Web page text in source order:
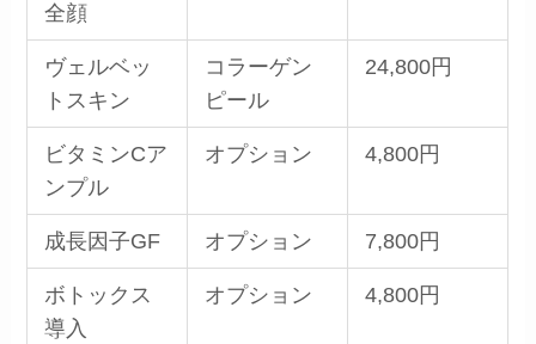
全顔
ヴェルベッ
トスキン
コラーゲン
ピール
24,800円
ビタミンCア
ンプル
オプション 4,800円
成長因子GF オプション 7,800円
ボトックス
導入
オプション 4,800円